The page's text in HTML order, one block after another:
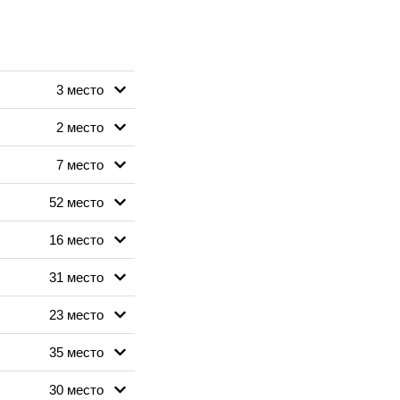
3 место
2 место
7 место
52 место
16 место
31 место
23 место
35 место
30 место